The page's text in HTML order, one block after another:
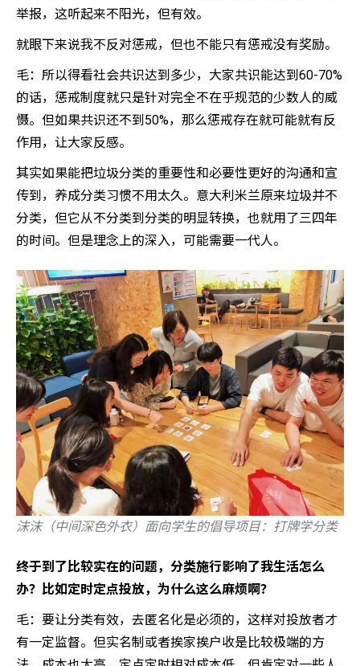
举报，这听起来不阳光，但有效。
就眼下来说我不反对惩戒，但也不能只有惩戒没有奖励。
毛：所以得看社会共识达到多少，大家共识能达到60-70%
的话，惩戒制度就只是针对完全不在乎规范的少数人的威
慑。但如果共识还不到50%，那么惩戒存在就可能就有反
作用，让大家反感。
其实如果能把垃圾分类的重要性和必要性更好的沟通和宣
传到，养成分类习惯不用太久。意大利米兰原来垃圾并不
分类，但它从不分类到分类的明显转换，也就用了三四年
的时间。但是理念上的深入，可能需要一代人。
沫沫（中间深色外衣）面向学生的倡导项目：打牌学分类
终于到了比较实在的问题，分类施行影响了我生活怎么
办？比如定时定点投放，为什么这么麻烦啊？
毛：要让分类有效，去匿名化是必须的，这样对投放者才
有一定监督。但实名制或者挨家挨户收是比较极端的方